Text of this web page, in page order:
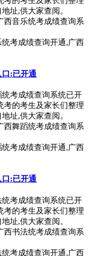
址,供大家查阅。
统考成绩查询开通,广西
口:已开通
考成绩查询系统已开
考的考生及家长们整理
址,供大家查阅。
统考成绩查询开通,广西
口:已开通
考成绩查询系统已开
考的考生及家长们整理
址,供大家查阅。
统考成绩查询开通,广西